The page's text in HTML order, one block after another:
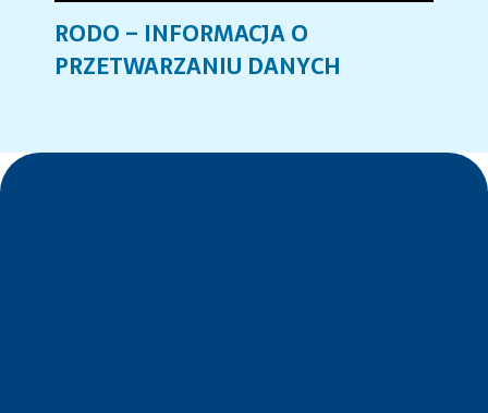
RODO – INFORMACJA O
PRZETWARZANIU DANYCH